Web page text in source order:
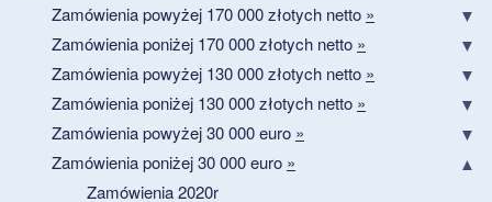
Zamówienia powyżej 170 000 złotych netto »
Zamówienia poniżej 170 000 złotych netto »
Zamówienia powyżej 130 000 złotych netto »
Zamówienia poniżej 130 000 złotych netto »
Zamówienia powyżej 30 000 euro »
Zamówienia poniżej 30 000 euro »
Zamówienia 2020r